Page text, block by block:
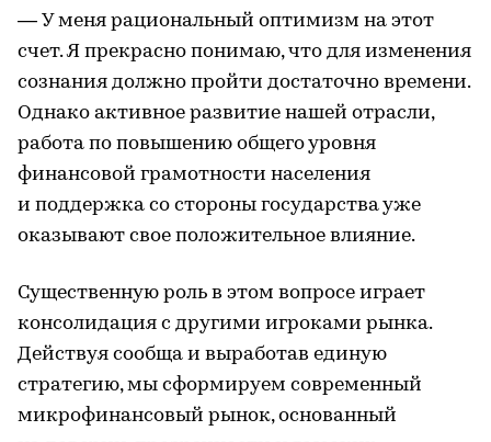
— У меня рациональный оптимизм на этот
счет. Я прекрасно понимаю, что для изменения
сознания должно пройти достаточно времени.
Однако активное развитие нашей отрасли,
работа по повышению общего уровня
финансовой грамотности населения
и поддержка со стороны государства уже
оказывают свое положительное влияние.
Существенную роль в этом вопросе играет
консолидация с другими игроками рынка.
Действуя сообща и выработав единую
стратегию, мы сформируем современный
микрофинансовый рынок, основанный